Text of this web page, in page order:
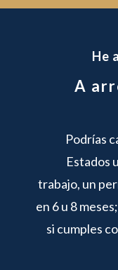
He
A
Podrías
Estados
trabajo, un
en 6 u 8
si cumples